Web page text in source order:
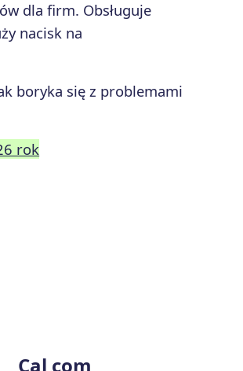
dla firm. Obsługuje
nacisk na
boryka się z problemami
rok
Cal com